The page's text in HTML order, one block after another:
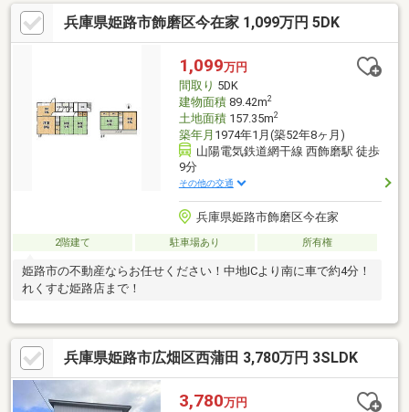
兵庫県姫路市飾磨区今在家 1,099万円 5DK
1,099万円
間取り 5DK
建物面積89.42m2
土地面積157.35m2
築年月 1974年1月(築52年8ヶ月)
山陽電気鉄道網干線 西飾磨駅 徒歩
9分
その他の交通
兵庫県姫路市飾磨区今在家
2階建て 駐車場あり 所有権
姫路市の不動産ならお任せください！中地ICより南に車で約4分！
れくすむ姫路店まで！
兵庫県姫路市広畑区西蒲田 3,780万円 3SLDK
3,780万円